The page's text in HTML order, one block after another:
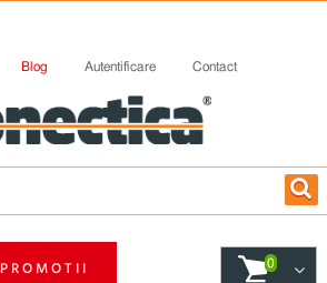
Blog Autentificare Contact
PROMOTII 0